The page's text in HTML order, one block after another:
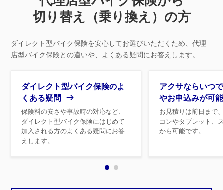
切り替え（乗り換え）の方
ダイレクト型バイク保険を安心してお選びいただくため、 代理
店型バイク保険との違いや、よくある疑問にお答えします。
ダイレクト型バイク保険のよ
くある疑問
保険料の安さや事故時の対応など、
ダイレクト型バイク保険にはじめて
加入される方のよくある疑問にお答
えします。
アクサならいつ
やお申込みが可能
お見積りは前日まで
コンやタブレット、
から可能です。